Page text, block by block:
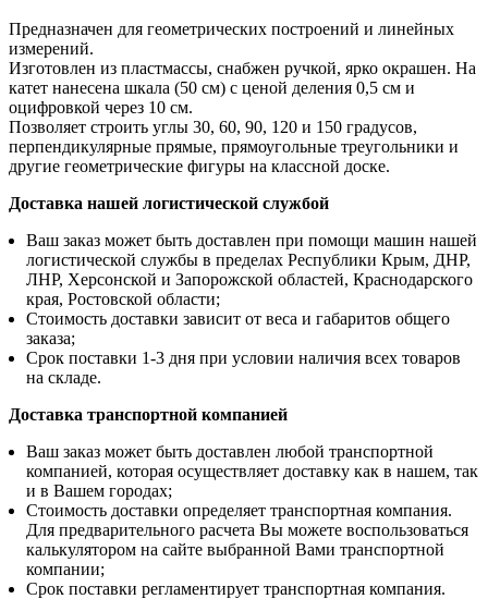
Предназначен для геометрических построений и линейных
измерений.
Изготовлен из пластмассы, снабжен ручкой, ярко окрашен. На
катет нанесена шкала (50 см) с ценой деления 0,5 см и
оцифровкой через 10 см.
Позволяет строить углы 30, 60, 90, 120 и 150 градусов,
перпендикулярные прямые, прямоугольные треугольники и
другие геометрические фигуры на классной доске.
Доставка нашей логистической службой
Ваш заказ может быть доставлен при помощи машин нашей
логистической службы в пределах Республики Крым, ДНР,
ЛНР, Херсонской и Запорожской областей, Краснодарского
края, Ростовской области;
Стоимость доставки зависит от веса и габаритов общего
заказа;
Срок поставки 1-3 дня при условии наличия всех товаров
на складе.
Доставка транспортной компанией
Ваш заказ может быть доставлен любой транспортной
компанией, которая осуществляет доставку как в нашем, так
и в Вашем городах;
Стоимость доставки определяет транспортная компания.
Для предварительного расчета Вы можете воспользоваться
калькулятором на сайте выбранной Вами транспортной
компании;
Срок поставки регламентирует транспортная компания.